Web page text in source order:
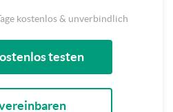
kostenlos & unverbindlich
testen